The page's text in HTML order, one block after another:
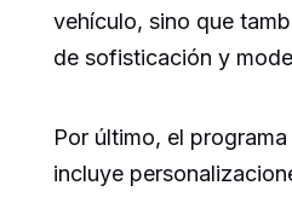
vehículo, sino que
de sofisticación y
Por último, el
incluye